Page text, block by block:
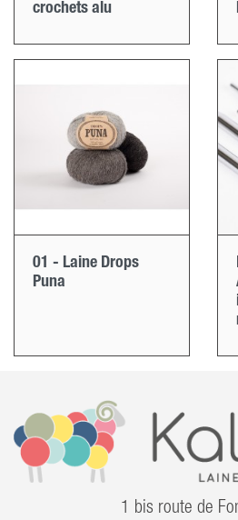
crochets alu
01 - Laine Drops
Puna
1 bis route de